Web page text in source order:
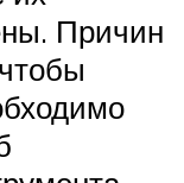
Причин